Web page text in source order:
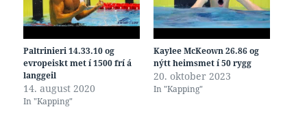
Paltrinieri 14.33.10 og
evropeiskt met í 1500 frí á
langgeil
14. august 2020
In "Kapping"
Kaylee McKeown 26.86 og
nýtt heimsmet í 50 rygg
20. oktober 2023
In "Kapping"